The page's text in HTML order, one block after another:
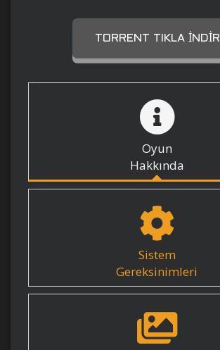
TORRENT TIKLA İNDIR
Oyun
Hakkında
Sistem
Gereksinimleri